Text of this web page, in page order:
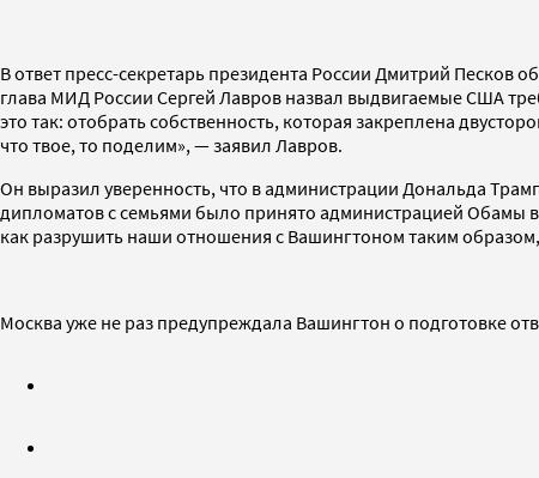
В ответ пресс-секретарь президента России Дмитрий
глава МИД России Сергей Лавров назвал выдвигаемые США
это так: отобрать собственность, которая закреплена
что твое, то поделим», — заявил Лавров.
Он выразил уверенность, что в администрации Дональда
дипломатов с семьями было принято администрацией Обамы
как разрушить наши отношения с Вашингтоном таким
Москва уже не раз предупреждала Вашингтон о подготовке